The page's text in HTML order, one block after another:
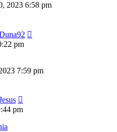
2023 6:58 pm
pm
7:59 pm
pm